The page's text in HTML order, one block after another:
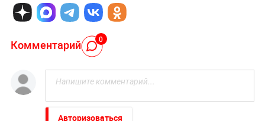
Комментарий 0
Авторизоваться